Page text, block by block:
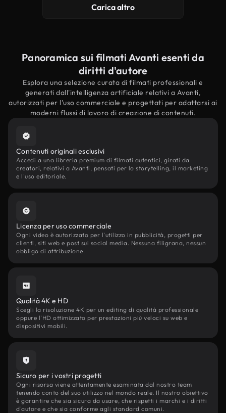
Carica altro
Panoramica sui filmati Avanti esenti da
diritti d'autore
Esplora una selezione curata di filmati professionali e
generati dall'intelligenza artificiale relativi a Avanti,
autorizzati per l'uso commerciale e progettati per adattarsi ai
moderni flussi di lavoro di creazione di contenuti.
Contenuti originali esclusivi
Accedi a una libreria premium di filmati autentici, girati da
creatori, relativi a Avanti, pensati per lo storytelling, il marketing
e l'uso editoriale.
Licenza per uso commerciale
Ogni video è autorizzato per l'utilizzo in pubblicità, progetti per
clienti, siti web e post sui social media. Nessuna filigrana, nessun
obbligo di attribuzione.
Qualità 4K e HD
Scegli la risoluzione 4K per un editing di qualità professionale
oppure l'HD ottimizzato per prestazioni più veloci su web e
dispositivi mobili.
Sicuro per i vostri progetti
Ogni risorsa viene attentamente esaminata dal nostro team
tenendo conto del suo utilizzo nel mondo reale. Il nostro obiettivo
è garantire che sia sicura da usare, che rispetti i marchi e i diritti
d'autore e che sia conforme agli standard comuni.